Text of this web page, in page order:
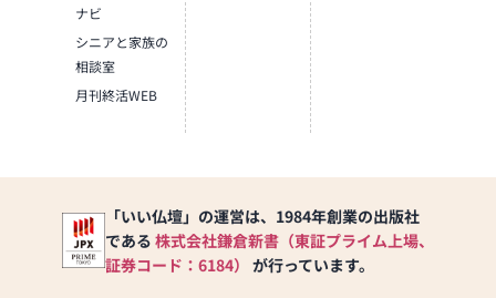
①マスク・手袋着用
②アルコールによる
手指の消毒
③出社時のスタッフ
ちで無い方は1枚進
⑤お客様への名簿へ
ナビ
シニアと家族の
相談室
月刊終活WEB
「いい仏壇」の運営は、1984年創業の出版社
である 株式会社鎌倉新書（東証プライム上場、
証券コード：6184） が行っています。